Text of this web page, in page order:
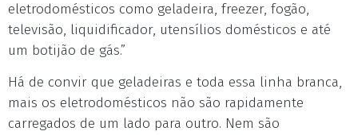
eletrodomésticos como geladeira, freezer, fogão,
televisão, liquidificador, utensílios domésticos e até
um botijão de gás.”
Há de convir que geladeiras e toda essa linha branca,
mais os eletrodomésticos não são rapidamente
carregados de um lado para outro. Nem são